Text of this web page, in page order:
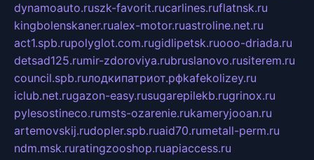
dynamoauto.ruszk-favorit.rucarlines.ruflatnsk.ru
kingbolenskaner.rualex-motor.ruastroline.net.ru
act1.spb.rupolyglot.com.rugidlipetsk.ruooo-driada.ru
detsad125.rumir-zdoroviya.rubruslanovo.rusiterem.ru
council.spb.ruлодкипатриот.рфkafekolizey.ru
iclub.net.rugazon-easy.rusugarepilekb.rugrinox.ru
pylesostineco.rumsts-ozarenie.rukameryjooan.ru
artemovskij.rudopler.spb.ruaid70.rumetall-perm.ru
ndm.msk.ruratingzooshop.ruapiaccess.ru